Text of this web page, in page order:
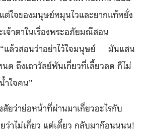
ต่ใจของมนุษย์หมุนไวและยากแท้หยั่ง
เจ้าตาในเรื่องพระอภัยมณีสอน
“แล้วสอนว่าอย่าไว้ใจมนุษย์ มันแสน
ด ถึงเถาวัลย์พันเกี่ยวที่เลี้ยวลด ก็ไม่
ำใจคน”
ยว่าย่อหน้าที่ผ่านมาเกี่ยวอะไรกับ
ว่าไม่เกี่ยว แต่เดี๋ยว กลับมาก๊อนนนน!